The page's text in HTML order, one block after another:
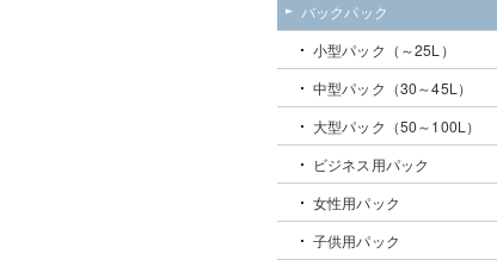
バックパック
小型パック（～25L）
中型パック（30～45L）
大型パック（50～100L）
ビジネス用パック
女性用パック
子供用パック